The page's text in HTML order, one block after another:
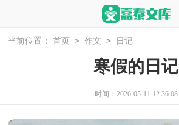
当前位置： 首页 > 作文 > 日记
寒假的日记
时间：2026-05-11 12:36:08